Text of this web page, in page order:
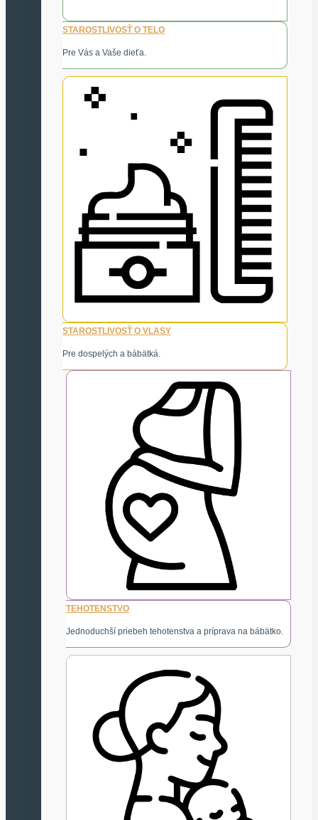
STAROSTLIVOSŤ O TELO
Pre Vás a Vaše dieťa.
STAROSTLIVOSŤ O VLASY
Pre dospelých a bábätká.
TEHOTENSTVO
Jednoduchší priebeh tehotenstva a príprava na bábätko.